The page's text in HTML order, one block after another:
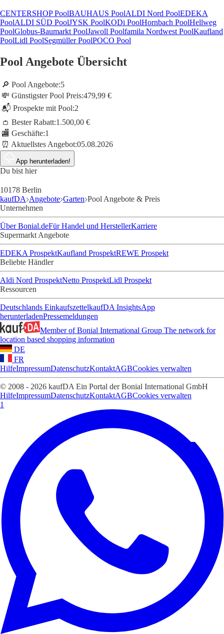
CENTERSHOP PoolBAUHAUS PoolALDI Nord PoolEDEKA
PoolALDI SÜD PoolJYSK PoolKODi PoolHornbach PoolHellweg
PoolGlobus-Baumarkt PoolJawoll Poolfamila Nordwest PoolKaufland
PoolLidl PoolSegmüller PoolPOCO Pool
Pool Angebote Übersicht
🔎 Pool Angebote:5
💸 Günstigster Pool Preis:479,99 €
📬 Prospekte mit Pool:2
👛 Bester Rabatt:1.500,00 €
🏬 Geschäfte:1
⏰ Aktuellstes Angebot:05.08.2026
App herunterladen!
Du bist hier
10178 Berlin
kaufDA Angebote Garten Pool Angebote & Preis
Unternehmen
Über Bonial.deFür Handel und HerstellerKarriere
Supermarkt Angebote
EDEKA ProspektKaufland ProspektREWE Prospekt
Beliebte Händler
Aldi Nord ProspektNetto ProspektLidl Prospekt
Ressourcen
Deutschlands EinkaufszettelkaufDA InsightsApp
herunterladenPressemeldungen
Member of Bonial International Group The network for
location based shopping information
DE
FR
HilfeImpressumDatenschutzKontaktAGBCookies verwalten
© 2008 - 2026 kaufDA Ein Portal der Bonial International GmbH
HilfeImpressumDatenschutzKontaktAGBCookies verwalten
1